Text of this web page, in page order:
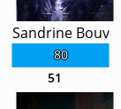
80
Sandrine Bouvier
51